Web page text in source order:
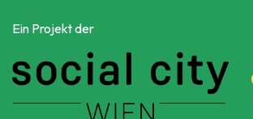
Ein Projekt der